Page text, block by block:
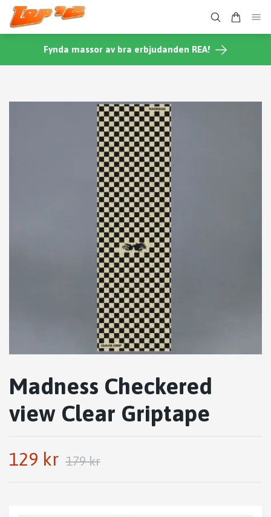
Fynda massor av bra erbjudanden REA!
Madness Checkered
view Clear Griptape
129 kr 179 kr